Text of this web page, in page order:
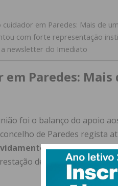
em Paredes: Mais de
com forte representação
a newsletter do Imediato
Paredes:
foi o balanço do apoio
de Paredes regista
credenciados
de cuidados reflete